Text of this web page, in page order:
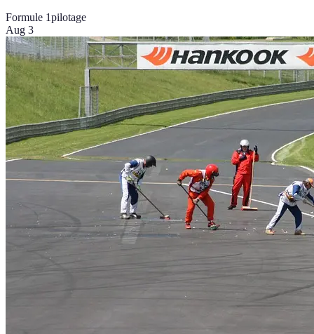
Formule 1pilotage
Aug 3